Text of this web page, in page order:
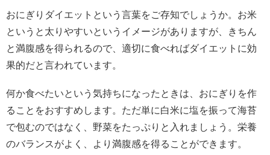
おにぎりダイエットという言葉をご存知でしょうか。お米
というと太りやすいというイメージがありますが、きちん
と満腹感を得られるので、適切に食べればダイエットに効
果的だと言われています。
何か食べたいという気持ちになったときは、おにぎりを作
ることをおすすめします。ただ単に白米に塩を振って海苔
で包むのではなく、野菜をたっぷりと入れましょう。栄養
のバランスがよく、より満腹感を得ることができます。